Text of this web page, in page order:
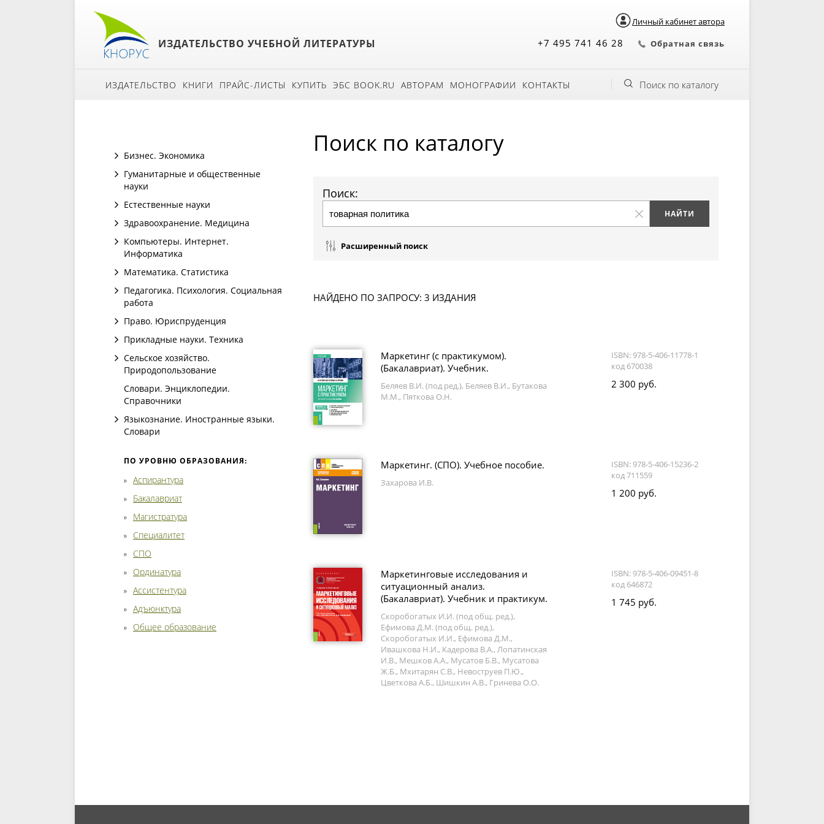
Личный кабинет автора
ИЗДАТЕЛЬСТВО УЧЕБНОЙ ЛИТЕРАТУРЫ +7 495 741 46 28 Обратная связь
ИЗДАТЕЛЬСТВО КНИГИ ПРАЙС-ЛИСТЫ КУПИТЬ ЭБС BOOK.RU АВТОРАМ МОНОГРАФИИ КОНТАКТЫ Поиск по каталогу
Бизнес. Экономика
Гуманитарные и общественные
науки
Естественные науки
Здравоохранение. Медицина
Компьютеры. Интернет.
Информатика
Математика. Статистика
Педагогика. Психология. Социальная
работа
Право. Юриспруденция
Прикладные науки. Техника
Сельское хозяйство.
Природопользование
Словари. Энциклопедии.
Справочники
Языкознание. Иностранные языки.
Словари
ПО УРОВНЮ ОБРАЗОВАНИЯ:
Аспирантура
Бакалавриат
Магистратура
Специалитет
СПО
Ординатура
Ассистентура
Адъюнктура
Общее образование
Поиск по каталогу
Поиск:
Расширенный поиск
НАЙДЕНО ПО ЗАПРОСУ: 3 ИЗДАНИЯ
Маркетинг (с практикумом).
(Бакалавриат). Учебник.
Беляев В.И. (под ред.), Беляев В.И., Бутакова
М.М., Пяткова О.Н.
ISBN: 978-5-406-11778-1
код 670038
2 300 руб.
Маркетинг. (СПО). Учебное пособие.
Захарова И.В.
ISBN: 978-5-406-15236-2
код 711559
1 200 руб.
Маркетинговые исследования и
ситуационный анализ.
(Бакалавриат). Учебник и практикум.
Скоробогатых И.И. (под общ. ред.),
Ефимова Д.М. (под общ. ред.),
Скоробогатых И.И., Ефимова Д.М.,
Ивашкова Н.И., Кадерова В.А., Лопатинская
И.В., Мешков А.А., Мусатов Б.В., Мусатова
Ж.Б., Мхитарян С.В., Невоструев П.Ю.,
Цветкова А.Б., Шишкин А.В., Гринева О.О.
ISBN: 978-5-406-09451-8
код 646872
1 745 руб.